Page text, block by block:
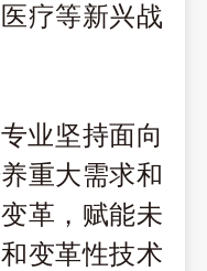
疗等新兴战
业坚持面向
重大需求和
革，赋能未
变革性技术